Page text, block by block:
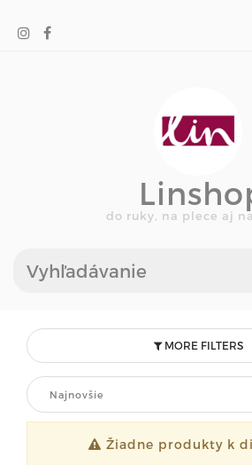
do ruky, na plece aj
MORE FILTERS
Najnovšie
Žiadne produkty k